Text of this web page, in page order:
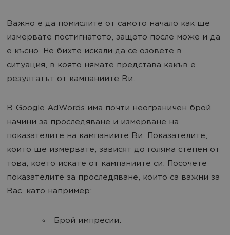
Важно е да помислите от самото начало как ще
измервате постигнатото, защото после може и да
е късно. Не бихте искали да се озовете в
ситуация, в която нямате представа какъв е
резултатът от кампаниите Ви.
В Google AdWords има почти неограничен брой
начини за проследяване и измерване на
показателите на кампаниите Ви. Показателите,
които ще измервате, зависят до голяма степен от
това, което искате от кампаниите си. Посочете
показателите за проследяване, които са важни за
Вас, като например:
Брой импресии.